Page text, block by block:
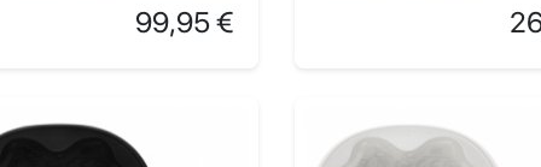
Prix
99,95 €
Prix